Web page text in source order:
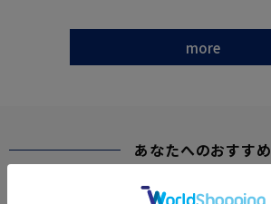
more
あなたへのおすすめ
RECOMMEND ITEM
SALE